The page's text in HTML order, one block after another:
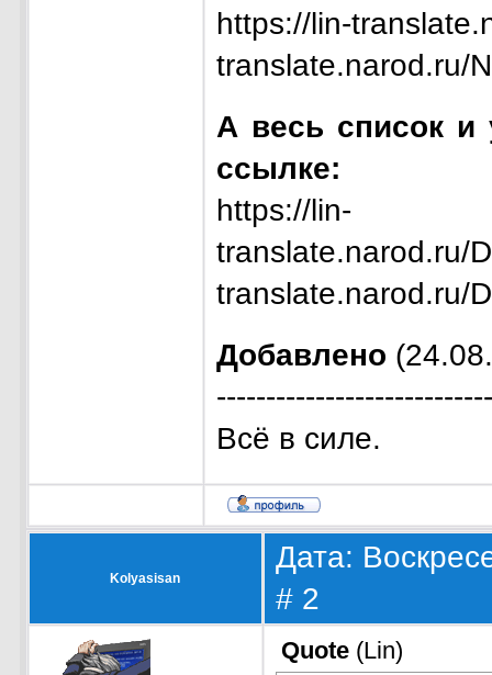
https://lin-
translate.narod.ru/
А весь список и
ссылке:
https://lin-
translate.narod.ru/
translate.narod.ru/
Добавлено
Всё в силе.
Kolyasisan
Дата:
# 2
Quote(Lin)